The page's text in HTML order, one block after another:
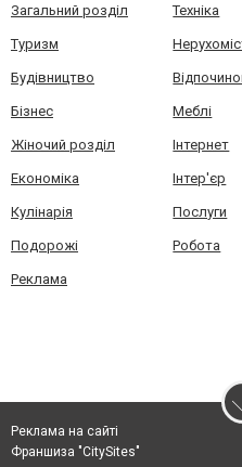
Загальний розділ Техніка
Туризм
Будівництво
Бізнес Меблі
Жіночий розділ Інтернет
Економіка Інтер'єр
Кулінарія Послуги
Подорожі Робота
Реклама
Реклама на сайті
Франшиза "CitySites"